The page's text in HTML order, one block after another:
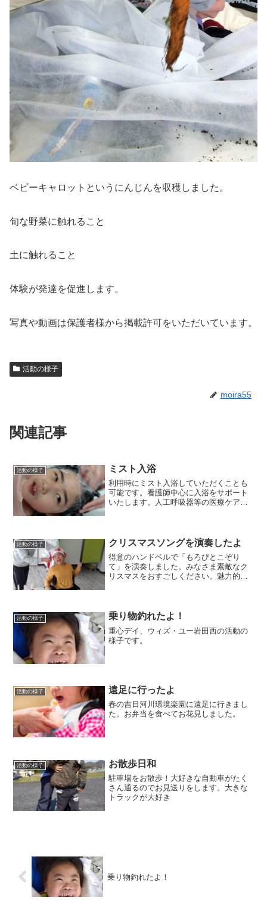
ベビーキャロットというにんじんを収穫しました。
旬な野菜に触れること
土に触れること
体験が発達を促進します。
写真や動画は保護者様から掲載許可をいただいています。
活動の様子
moira55
関連記事
活動の様子 ミスト入浴
利用時にミスト入浴していただくことも
可能です。看護師中心に入浴をサポート
いたします。人工呼吸器等の医療ケアを
す。ミスト（霧）に温かく包...
活動の様子 クリスマスソングを演奏したよ
得意のハンドベルで「もろびとこぞり
て」を演奏しました。みなさま素敵なク
リスマスをおすごしください。魅力的な
活動の様子 乗り物釣れたよ！
重心デイ、ウィズ・ユー岩田西の活動の
様子です。
活動の様子 遠足に行ったよ
春の吉日河川環境楽園に遠足に行きまし
た。お弁当を食べてお花見しました。
活動の様子 お散歩日和
駐車場をお散歩！大好きな自動車がたく
さん通るのでお見送りをします。大きな
トラックが大好き
乗り物釣れたよ！